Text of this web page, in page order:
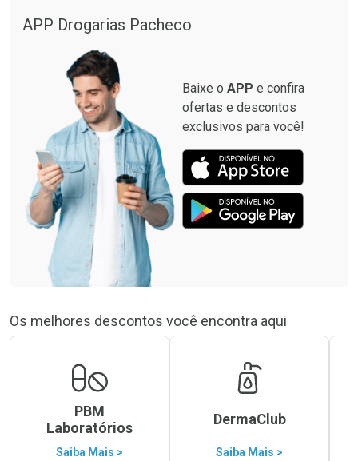
APP Drogarias Pacheco
Baixe o APP e confira
ofertas e descontos
exclusivos para você!
Os melhores descontos você encontra aqui
PBM
Laboratórios
Saiba Mais >
DermaClub
Saiba Mais >